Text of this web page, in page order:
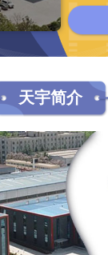
天宇简介